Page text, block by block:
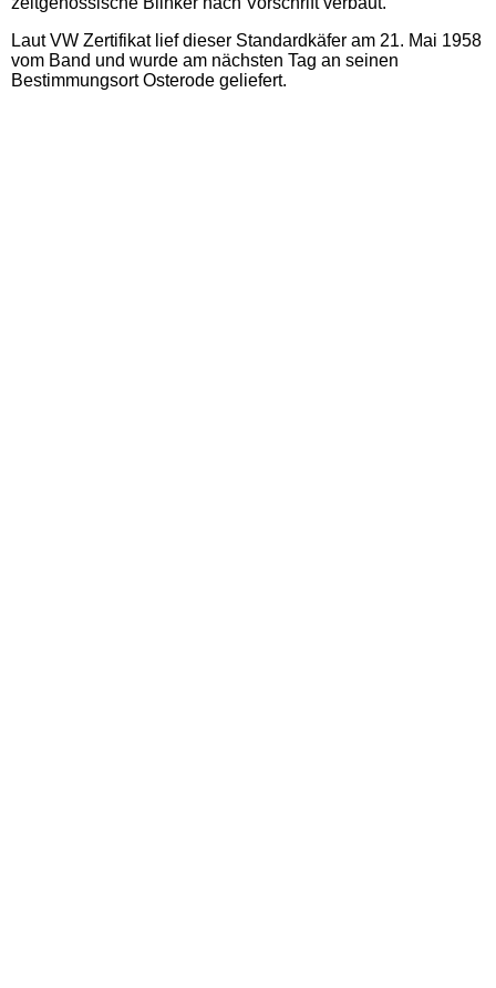
Laut VW Zertifikat lief dieser Standardkäfer am 21. Mai 1958
vom Band und wurde am nächsten Tag an seinen
Bestimmungsort Osterode geliefert.